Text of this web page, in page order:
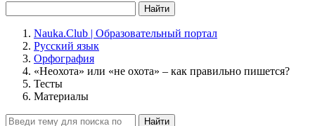
Найти
Nauka.Club | Образовательный портал
Русский язык
Орфография
«Неохота» или «не охота» – как правильно пишется?
Тесты
Материалы
Найти